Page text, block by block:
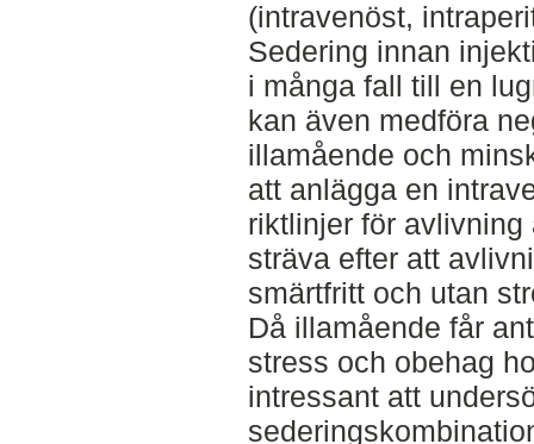
(intravenöst,
Sedering innan
i många fall till en
kan även medföra
illamående och
att anlägga en
riktlinjer för
sträva efter att
smärtfritt och utan
Då illamående får
stress och obehag
intressant att